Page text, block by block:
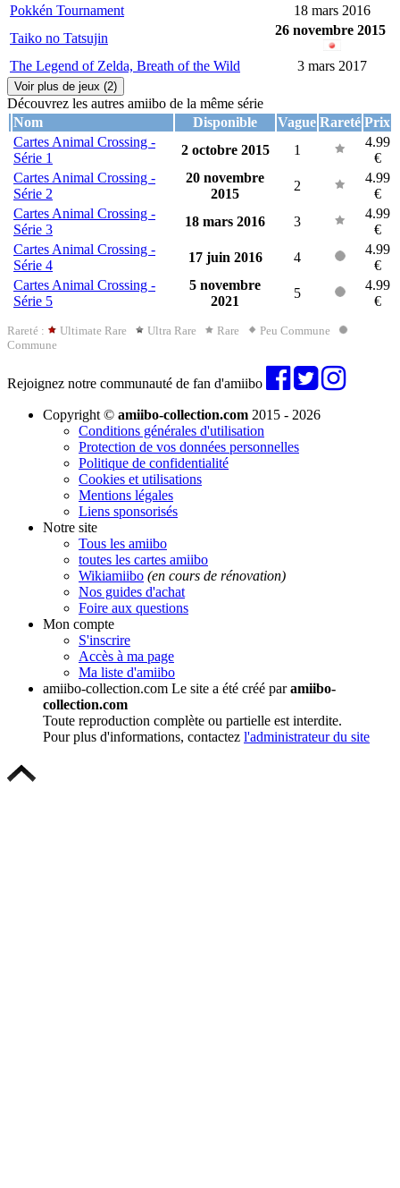
Pokkén Tournament
18 mars 2016
Taiko no Tatsujin
26 novembre 2015
The Legend of Zelda, Breath of the Wild 3 mars 2017
Voir plus de jeux (2)
Découvrez les autres amiibo de la même série
Nom
Disponible Vague Rareté Prix
Cartes Animal Crossing -
Série 1
2 octobre 2015 1
4.99
€
Cartes Animal Crossing -
Série 2
20 novembre
2015
2
4.99
€
Cartes Animal Crossing -
Série 3
18 mars 2016 3
4.99
€
Cartes Animal Crossing -
Série 4
17 juin 2016 4
4.99
€
Cartes Animal Crossing -
Série 5
5 novembre
2021
5
4.99
€
Rareté : Ultimate Rare Ultra Rare Rare
Peu Commune
Commune
Rejoignez notre communauté de fan d'amiibo
Copyright © amiibo-collection.com 2015 - 2026
Conditions générales d'utilisation
Protection de vos données personnelles
Politique de confidentialité
Cookies et utilisations
Mentions légales
Liens sponsorisés
Notre site
Tous les amiibo
toutes les cartes amiibo
Wikiamiibo (en cours de rénovation)
Nos guides d'achat
Foire aux questions
Mon compte
S'inscrire
Accès à ma page
Ma liste d'amiibo
amiibo-collection.com Le site a été créé paramiibo-
collection.com
Toute reproduction complète ou partielle est interdite.
Pour plus d'informations, contactez l'administrateur du site